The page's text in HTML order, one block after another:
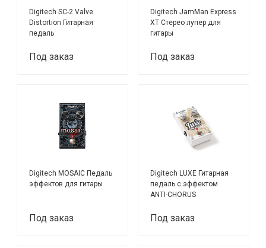
Digitech SC-2 Valve
Distortion Гитарная
педаль
Под заказ
Digitech JamMan Express
XT Стерео лупер для
гитары
Под заказ
Digitech MOSAIC Педаль
эффектов для гитары
Под заказ
Digitech LUXE Гитарная
педаль с эффектом
ANTI-CHORUS
Под заказ